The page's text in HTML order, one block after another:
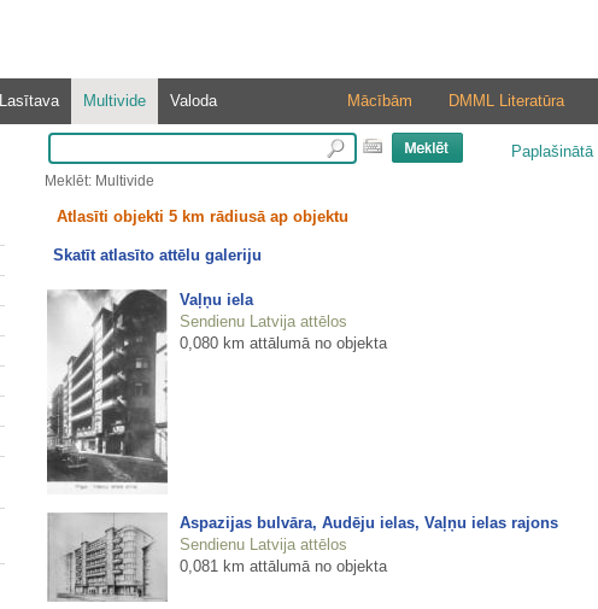
Lasītava Multivide Valoda DMML Literatūra
Mācībām
Meklēt: Multivide
Atlasīti objekti 5 km rādiusā ap objektu
Skatīt atlasīto attēlu galeriju
Vaļņu iela
Sendienu Latvija attēlos
0,080 km attālumā no objekta
Aspazijas bulvāra, Audēju ielas, Vaļņu ielas rajons
Sendienu Latvija attēlos
0,081 km attālumā no objekta